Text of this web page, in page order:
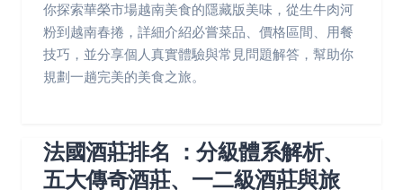
你探索華榮市場越南美食的隱藏版美味，從生牛肉河
粉到越南春捲，詳細介紹必嘗菜品、價格區間、用餐
技巧，並分享個人真實體驗與常見問題解答，幫助你
規劃一趟完美的美食之旅。
法國酒莊排名 ：分級體系解析、
五大傳奇酒莊、一二級酒莊與旅